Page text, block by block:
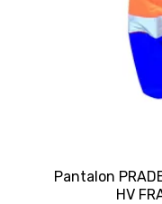
Pantalon
HV